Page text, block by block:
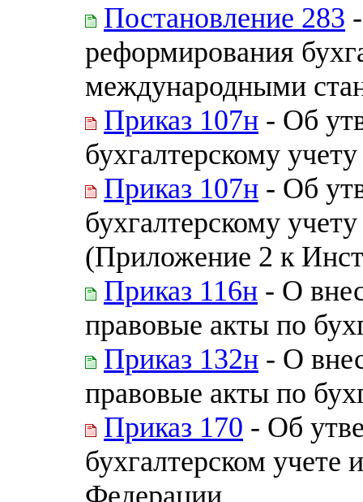
Постановление 283
реформирования
международными
Приказ 107н - Об
бухгалтерскому
Приказ 107н - Об
бухгалтерскому
(Приложение 2 к
Приказ 116н - О
правовые акты по
Приказ 132н - О
правовые акты по
Приказ 170 - Об
бухгалтерском учете
Федерации